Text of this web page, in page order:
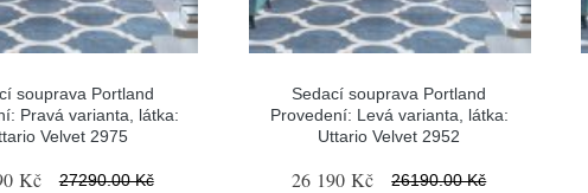
souprava Portland
Pravá varianta, látka:
Velvet 2975
Kč 27290.00 Kč
Sedací souprava Portland
Provedení: Levá varianta, látka:
Uttario Velvet 2952
26 190 Kč 26190.00 Kč